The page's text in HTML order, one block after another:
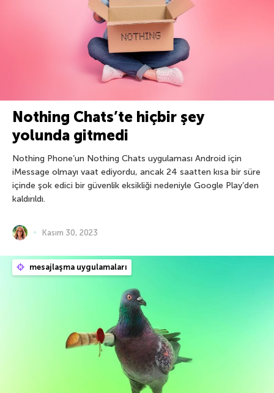
Nothing Chats’te hiçbir şey
yolunda gitmedi
Nothing Phone’un Nothing Chats uygulaması Android için
iMessage olmayı vaat ediyordu, ancak 24 saatten kısa bir süre
içinde şok edici bir güvenlik eksikliği nedeniyle Google Play’den
kaldırıldı.
Kasım 30, 2023
mesajlaşma uygulamaları